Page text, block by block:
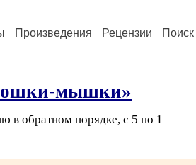
Произведения Рецензии Поиск
мышки»
в обратном порядке, с 5 по 1